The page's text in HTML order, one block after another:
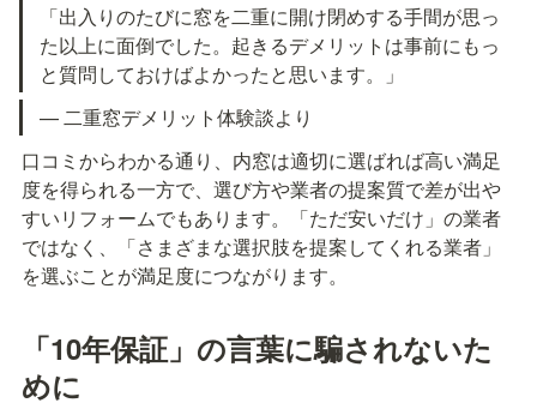
「出入りのたびに窓を二重に開け閉めする手間が思っ
た以上に面倒でした。起きるデメリットは事前にもっ
と質問しておけばよかったと思います。」
— 二重窓デメリット体験談より
口コミからわかる通り、内窓は適切に選ばれば高い満足
度を得られる一方で、選び方や業者の提案質で差が出や
すいリフォームでもあります。「ただ安いだけ」の業者
ではなく、「さまざまな選択肢を提案してくれる業者」
を選ぶことが満足度につながります。
「10年保証」の言葉に騙されないた
めに